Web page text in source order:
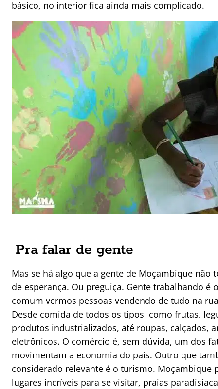
básico, no interior fica ainda mais complicado.
Pra falar de gente
Mas se há algo que a gente de Moçambique não
de esperança. Ou preguiça. Gente trabalhando é
comum vermos pessoas vendendo de tudo na
Desde comida de todos os tipos, como frutas,
produtos industrializados, até roupas, calçados,
eletrônicos. O comércio é, sem dúvida, um dos
movimentam a economia do país. Outro que
considerado relevante é o turismo. Moçambique
lugares incríveis para se visitar, praias